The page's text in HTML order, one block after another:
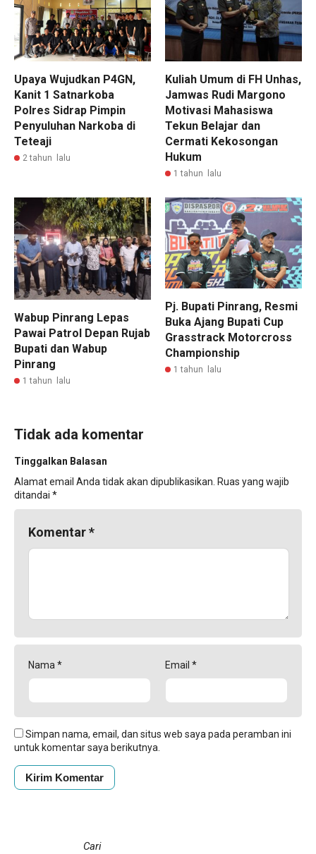
Upaya Wujudkan P4GN,
Kanit 1 Satnarkoba
Polres Sidrap Pimpin
Penyuluhan Narkoba di
Teteaji
2 tahun lalu
Kuliah Umum di FH Unhas,
Jamwas Rudi Margono
Motivasi Mahasiswa
Tekun Belajar dan
Cermati Kekosongan
Hukum
1 tahun lalu
Wabup Pinrang Lepas
Pawai Patrol Depan Rujab
Bupati dan Wabup
Pinrang
1 tahun lalu
Pj. Bupati Pinrang, Resmi
Buka Ajang Bupati Cup
Grasstrack Motorcross
Championship
1 tahun lalu
Tidak ada komentar
Tinggalkan Balasan
Alamat email Anda tidak akan dipublikasikan. Ruas yang wajib
ditandai *
Komentar*
Nama* Email *
Simpan nama, email, dan situs web saya pada peramban ini
untuk komentar saya berikutnya.
Cari